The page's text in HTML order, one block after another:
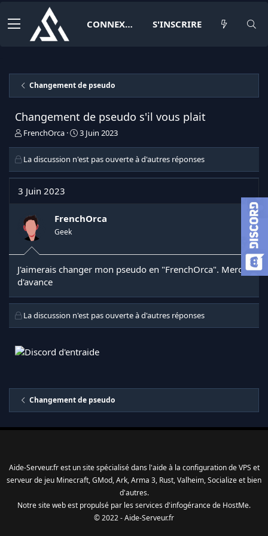
CONNEXION S'INSCRIRE
Changement de pseudo
Changement de pseudo s'il vous plait
I
t
i
a
t
u
r
d
e
a
d
s
c
u
s
i
FrenchOrca
D
e
d
b
3 Juin 2023
La discussion n'est pas ouverte à d'autres réponses
3 Juin 2023
FrenchOrca
Geek
J'aimerais changer mon pseudo en "FrenchOrca". Merci
d'avance
La discussion n'est pas ouverte à d'autres réponses
Changement de pseudo
Aide-Serveur.fr est un site spécialisé dans l'aide à la configuration de VPS et
serveur de jeu Minecraft, GMod, Ark, Arma 3, Rust, Valheim, Socialize et bien
d'autres.
Notre site web est propulsé par les services d'infogérancede HostMe.
© 2022 - Aide-Serveur.fr